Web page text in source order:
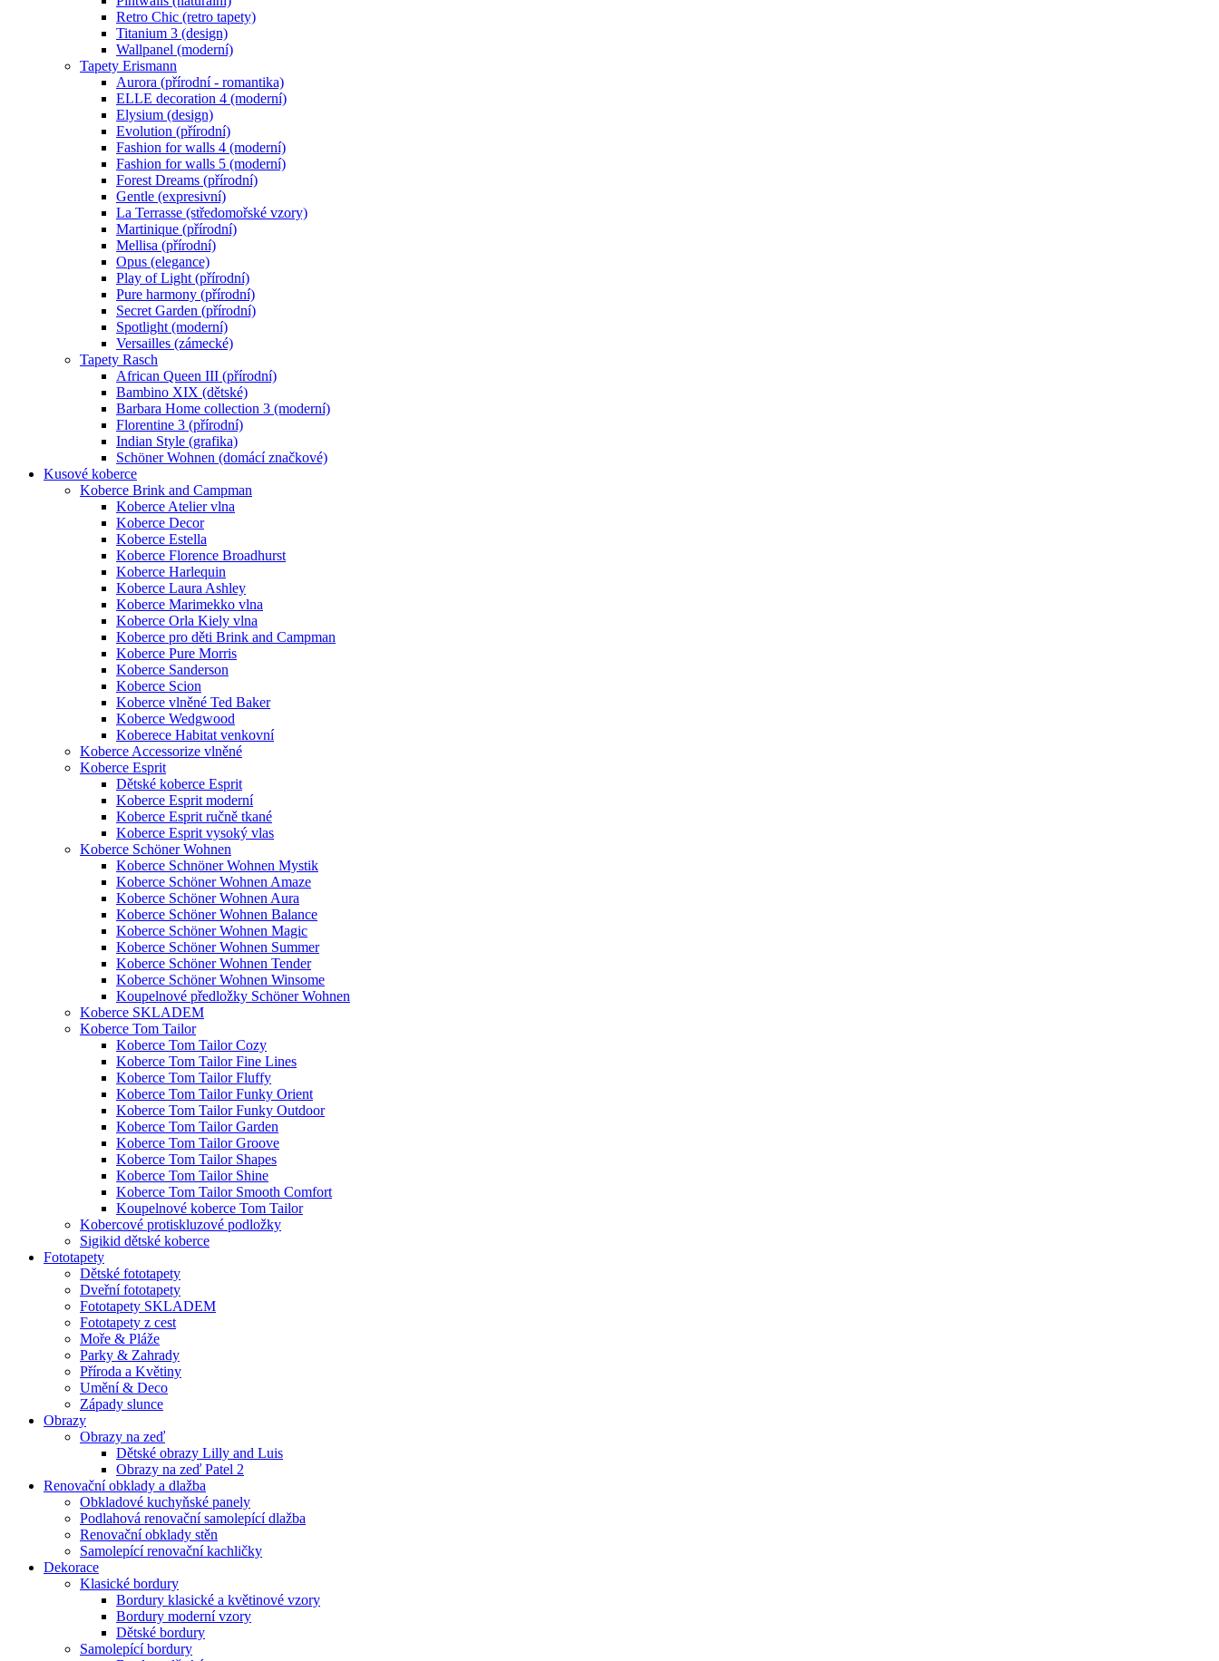
Retro Chic (retro tapety)
Titanium 3 (design)
Wallpanel (moderní)
Tapety Erismann
Aurora (přírodní - romantika)
ELLE decoration 4 (moderní)
Elysium (design)
Evolution (přírodní)
Fashion for walls 4 (moderní)
Fashion for walls 5 (moderní)
Forest Dreams (přírodní)
Gentle (expresivní)
La Terrasse (středomořské vzory)
Martinique (přírodní)
Mellisa (přírodní)
Opus (elegance)
Play of Light (přírodní)
Pure harmony (přírodní)
Secret Garden (přírodní)
Spotlight (moderní)
Versailles (zámecké)
Tapety Rasch
African Queen III (přírodní)
Bambino XIX (dětské)
Barbara Home collection 3 (moderní)
Florentine 3 (přírodní)
Indian Style (grafika)
Schöner Wohnen (domácí značkové)
Kusové koberce
Koberce Brink and Campman
Koberce Atelier vlna
Koberce Decor
Koberce Estella
Koberce Florence Broadhurst
Koberce Harlequin
Koberce Laura Ashley
Koberce Marimekko vlna
Koberce Orla Kiely vlna
Koberce pro děti Brink and Campman
Koberce Pure Morris
Koberce Sanderson
Koberce Scion
Koberce vlněné Ted Baker
Koberce Wedgwood
Koberece Habitat venkovní
Koberce Accessorize vlněné
Koberce Esprit
Dětské koberce Esprit
Koberce Esprit moderní
Koberce Esprit ručně tkané
Koberce Esprit vysoký vlas
Koberce Schöner Wohnen
Koberce Schnöner Wohnen Mystik
Koberce Schöner Wohnen Amaze
Koberce Schöner Wohnen Aura
Koberce Schöner Wohnen Balance
Koberce Schöner Wohnen Magic
Koberce Schöner Wohnen Summer
Koberce Schöner Wohnen Tender
Koberce Schöner Wohnen Winsome
Koupelnové předložky Schöner Wohnen
Koberce SKLADEM
Koberce Tom Tailor
Koberce Tom Tailor Cozy
Koberce Tom Tailor Fine Lines
Koberce Tom Tailor Fluffy
Koberce Tom Tailor Funky Orient
Koberce Tom Tailor Funky Outdoor
Koberce Tom Tailor Garden
Koberce Tom Tailor Groove
Koberce Tom Tailor Shapes
Koberce Tom Tailor Shine
Koberce Tom Tailor Smooth Comfort
Koupelnové koberce Tom Tailor
Kobercové protiskluzové podložky
Sigikid dětské koberce
Fototapety
Dětské fototapety
Dveřní fototapety
Fototapety SKLADEM
Fototapety z cest
Moře & Pláže
Parky & Zahrady
Příroda a Květiny
Umění & Deco
Západy slunce
Obrazy
Obrazy na zeď
Dětské obrazy Lilly and Luis
Obrazy na zeď Patel 2
Renovační obklady a dlažba
Obkladové kuchyňské panely
Podlahová renovační samolepící dlažba
Renovační obklady stěn
Samolepící renovační kachličky
Dekorace
Klasické bordury
Bordury klasické a květinové vzory
Bordury moderní vzory
Dětské bordury
Samolepící bordury